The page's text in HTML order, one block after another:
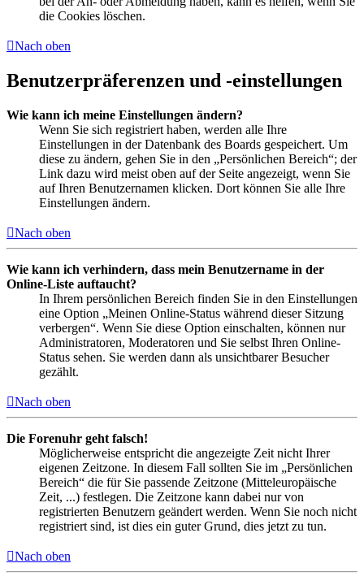
die Cookies löschen.
Nach oben
Benutzerpräferenzen und -einstellungen
Wie kann ich meine Einstellungen ändern?
Wenn Sie sich registriert haben, werden alle Ihre
Einstellungen in der Datenbank des Boards gespeichert. Um
diese zu ändern, gehen Sie in den „Persönlichen Bereich“; der
Link dazu wird meist oben auf der Seite angezeigt, wenn Sie
auf Ihren Benutzernamen klicken. Dort können Sie alle Ihre
Einstellungen ändern.
Nach oben
Wie kann ich verhindern, dass mein Benutzername in der
Online-Liste auftaucht?
In Ihrem persönlichen Bereich finden Sie in den Einstellungen
eine Option „Meinen Online-Status während dieser Sitzung
verbergen“. Wenn Sie diese Option einschalten, können nur
Administratoren, Moderatoren und Sie selbst Ihren Online-
Status sehen. Sie werden dann als unsichtbarer Besucher
gezählt.
Nach oben
Die Forenuhr geht falsch!
Möglicherweise entspricht die angezeigte Zeit nicht Ihrer
eigenen Zeitzone. In diesem Fall sollten Sie im „Persönlichen
Bereich“ die für Sie passende Zeitzone (Mitteleuropäische
Zeit, ...) festlegen. Die Zeitzone kann dabei nur von
registrierten Benutzern geändert werden. Wenn Sie noch nicht
registriert sind, ist dies ein guter Grund, dies jetzt zu tun.
Nach oben